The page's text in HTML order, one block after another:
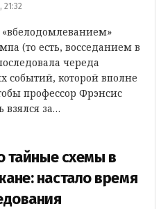
(то есть, восседанием в
череда
событий, которой вполне
профессор Фрэнсис
взялся за…
тайные схемы в
настало время